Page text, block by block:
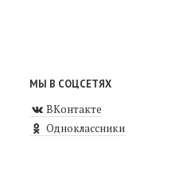
МЫ В СОЦСЕТЯХ
ВКонтакте
Одноклассники